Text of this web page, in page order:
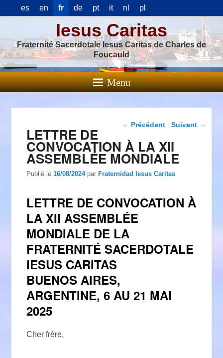
es en fr de pt it nl pl
Iesus Caritas
Fraternité Sacerdotale Iesus Caritas de Charles de
Foucauld
Menu
Navigation dans les
← Précédent Suivant →
LETTRE DE
CONVOCATION À LA XII
ASSEMBLÉE MONDIALE
Publié le16/08/2024 parFraternidad Iesus Caritas
LETTRE DE CONVOCATION À
LA XII ASSEMBLÉE
MONDIALE DE LA
FRATERNITÉ SACERDOTALE
IESUS CARITAS
BUENOS AIRES,
ARGENTINE, 6 AU 21 MAI
2025
Cher frère,